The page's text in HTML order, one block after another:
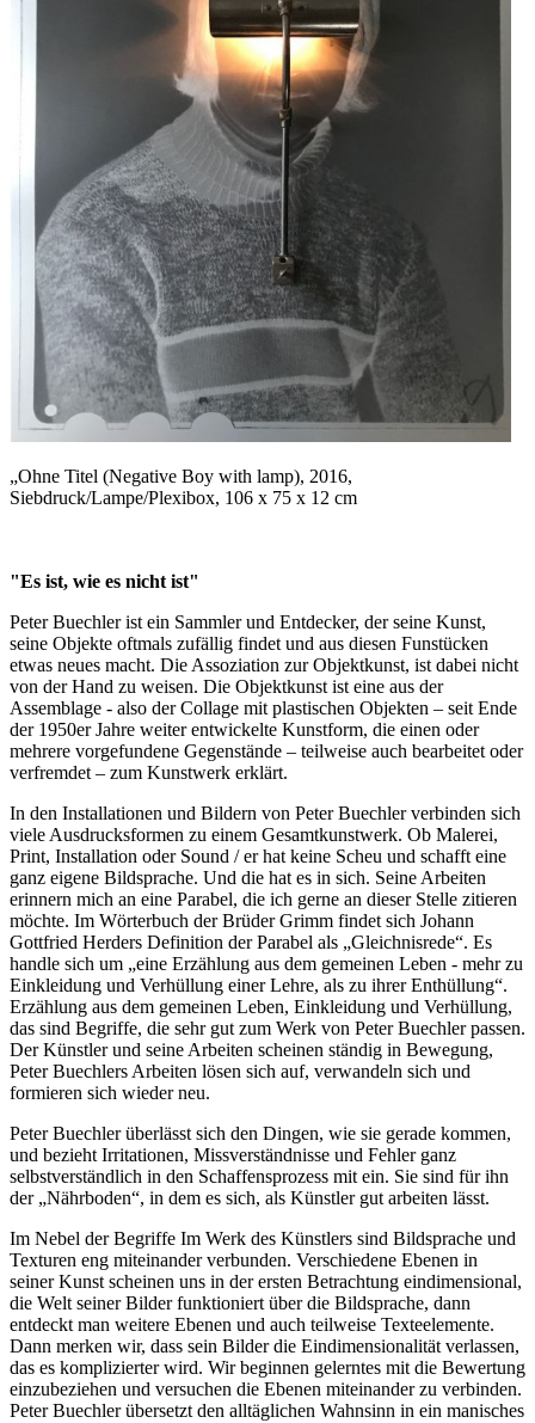
„Ohne Titel (Negative Boy with lamp), 2016,
Siebdruck/Lampe/Plexibox, 106 x 75 x 12 cm
"Es ist, wie es nicht ist"
Peter Buechler ist ein Sammler und Entdecker, der seine Kunst,
seine Objekte oftmals zufällig findet und aus diesen Funstücken
etwas neues macht. Die Assoziation zur Objektkunst, ist dabei nicht
von der Hand zu weisen. Die Objektkunst ist eine aus der
Assemblage - also der Collage mit plastischen Objekten – seit Ende
der 1950er Jahre weiter entwickelte Kunstform, die einen oder
mehrere vorgefundene Gegenstände – teilweise auch bearbeitet oder
verfremdet – zum Kunstwerk erklärt.
In den Installationen und Bildern von Peter Buechler verbinden sich
viele Ausdrucksformen zu einem Gesamtkunstwerk. Ob Malerei,
Print, Installation oder Sound / er hat keine Scheu und schafft eine
ganz eigene Bildsprache. Und die hat es in sich. Seine Arbeiten
erinnern mich an eine Parabel, die ich gerne an dieser Stelle zitieren
möchte. Im Wörterbuch der Brüder Grimm findet sich Johann
Gottfried Herders Definition der Parabel als „Gleichnisrede“. Es
handle sich um „eine Erzählung aus dem gemeinen Leben - mehr zu
Einkleidung und Verhüllung einer Lehre, als zu ihrer Enthüllung“.
Erzählung aus dem gemeinen Leben, Einkleidung und Verhüllung,
das sind Begriffe, die sehr gut zum Werk von Peter Buechler passen.
Der Künstler und seine Arbeiten scheinen ständig in Bewegung,
Peter Buechlers Arbeiten lösen sich auf, verwandeln sich und
formieren sich wieder neu.
Peter Buechler überlässt sich den Dingen, wie sie gerade kommen,
und bezieht Irritationen, Missverständnisse und Fehler ganz
selbstverständlich in den Schaffensprozess mit ein. Sie sind für ihn
der „Nährboden“, in dem es sich, als Künstler gut arbeiten lässt.
Im Nebel der Begriffe Im Werk des Künstlers sind Bildsprache und
Texturen eng miteinander verbunden. Verschiedene Ebenen in
seiner Kunst scheinen uns in der ersten Betrachtung eindimensional,
die Welt seiner Bilder funktioniert über die Bildsprache, dann
entdeckt man weitere Ebenen und auch teilweise Texteelemente.
Dann merken wir, dass sein Bilder die Eindimensionalität verlassen,
das es komplizierter wird. Wir beginnen gelerntes mit die Bewertung
einzubeziehen und versuchen die Ebenen miteinander zu verbinden.
Peter Buechler übersetzt den alltäglichen Wahnsinn in ein manisches